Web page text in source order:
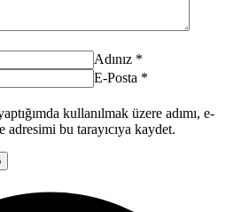
Adınız *
E-Posta *
kullanılmak üzere adımı, e-
adresimi bu tarayıcıya kaydet.